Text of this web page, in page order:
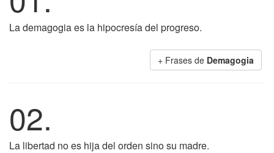
La demagogia es la hipocresía del progreso.
+ Frases de Demagogia
02.
La libertad no es hija del orden sino su madre.